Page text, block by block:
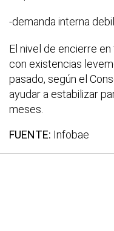
-demanda interna
El nivel de encierre
con existencias
pasado, según el
ayudar a estabilizar
meses.
FUENTE: Infobae